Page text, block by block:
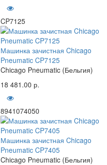
CP7125
Машинка зачистная Chicago
Pneumatic CP7125
Chicago Pneumatic (Бельгия)
18 481.00 р.
8941074050
Машинка зачистная Chicago
Pneumatic CP7405
Chicago Pneumatic (Бельгия)